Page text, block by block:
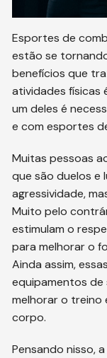
Esportes de
estão se
benefícios que
atividades físicas
um deles é
e com esportes
Muitas pessoas
que são duelos e
agressividade,
Muito pelo
estimulam o
para melhorar o
Ainda assim,
equipamentos de
melhorar o treino
corpo.
Pensando nisso,